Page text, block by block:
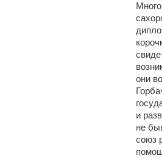
они
и
не
союз